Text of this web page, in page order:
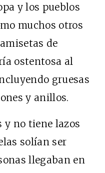
y los pueblos
muchos otros
de
ostentosa al
gruesas
y anillos.
y no tiene lazos
solían ser
llegaban en